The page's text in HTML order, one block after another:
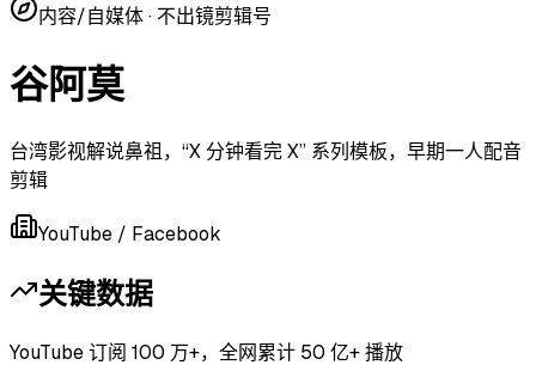
内容/自媒体· 不出镜剪辑号
谷阿莫
台湾影视解说鼻祖，“X 分钟看完 X” 系列模板，早期一人配音
剪辑
YouTube / Facebook
关键数据
YouTube 订阅 100 万+，全网累计 50 亿+ 播放